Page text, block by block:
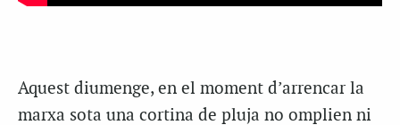
Aquest diumenge, en el moment d’arrencar la
marxa sota una cortina de pluja no omplien ni